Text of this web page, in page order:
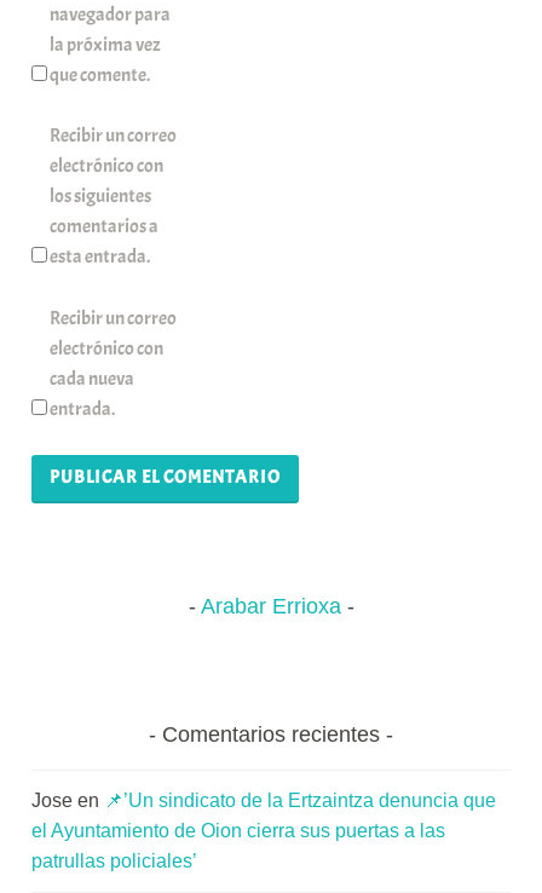
navegador para
la próxima vez
que comente.
Recibir un correo
electrónico con
los siguientes
comentarios a
esta entrada.
Recibir un correo
electrónico con
cada nueva
entrada.
Arabar Errioxa
Comentarios recientes
Jose en 📌’Un sindicato de la Ertzaintza denuncia que
el Ayuntamiento de Oion cierra sus puertas a las
patrullas policiales’